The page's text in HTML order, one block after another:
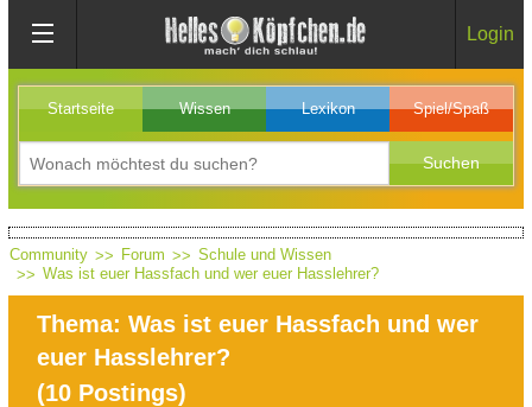
Login
Startseite Wissen Lexikon Spiel/Spaß
Community Forum
Schule und Wissen
Was ist euer Hassfach und wer euer Hasslehrer?
Thema: Was ist euer Hassfach und wer
euer Hasslehrer?
(10 Postings)